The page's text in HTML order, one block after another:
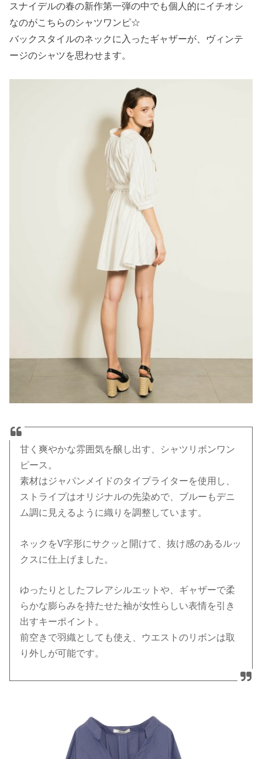
スナイデルの春の新作第一弾の中でも個人的にイチオシ
なのがこちらのシャツワンピ☆
バックスタイルのネックに入ったギャザーが、ヴィンテ
ージのシャツを思わせます。
甘く爽やかな雰囲気を醸し出す、シャツリボンワン
ピース。
素材はジャパンメイドのタイプライターを使用し、
ストライプはオリジナルの先染めで、ブルーもデニ
ム調に見えるように織りを調整しています。
ネックをV字形にサクッと開けて、抜け感のあるルッ
クスに仕上げました。
ゆったりとしたフレアシルエットや、ギャザーで柔
らかな膨らみを持たせた袖が女性らしい表情を引き
出すキーポイント。
前空きで羽織としても使え、ウエストのリボンは取
り外しが可能です。